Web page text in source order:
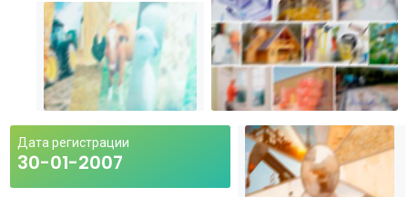
Дата регистрации
30-01-2007